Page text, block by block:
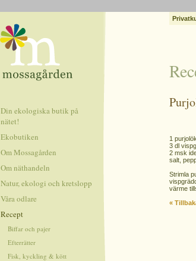
Din ekologiska butik på
nätet!
Ekobutiken
Om Mossagården
Om näthandeln
Natur, ekologi och kretslopp
Våra odlare
Recept
Biffar och pajer
Efterrätter
Fisk, kyckling & kött
1 purjolök
3 dl
2 msk
salt,
Strimla
värme
«